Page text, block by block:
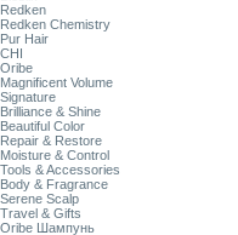
Redken
Redken Chemistry
Pur Hair
CHI
Oribe
Magnificent Volume
Signature
Brilliance & Shine
Beautiful Color
Repair & Restore
Moisture & Control
Tools & Accessories
Body & Fragrance
Serene Scalp
Travel & Gifts
Oribe Шампунь